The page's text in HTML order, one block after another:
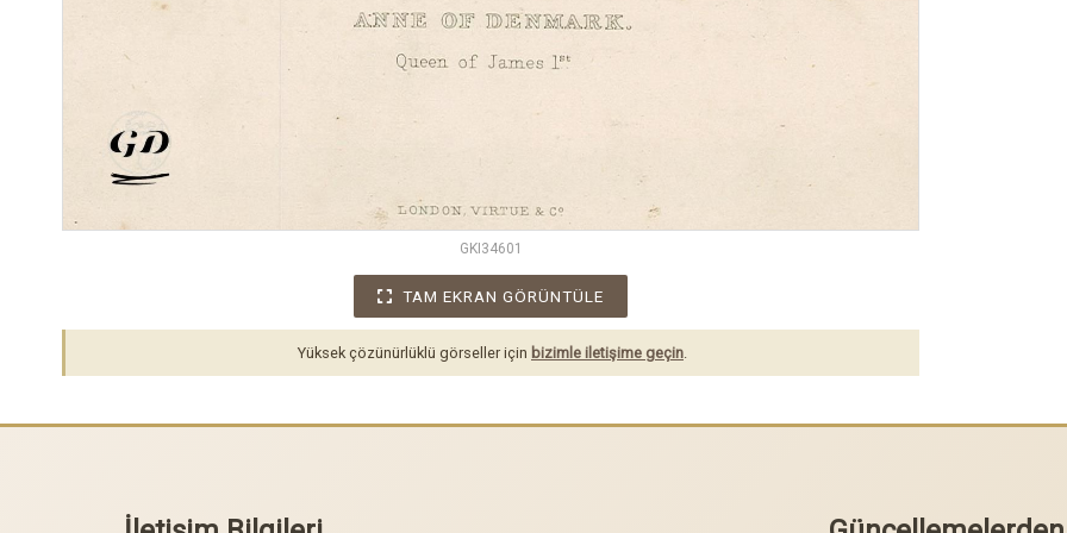
GKI34601
TAM EKRAN GÖRÜNTÜLE
Yüksek çözünürlüklü görseller için bizimle iletişime geçin